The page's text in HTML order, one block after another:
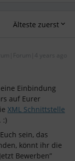
Älteste zuerst
years ago
Einbindung
auf Eurer
XML Schnittstelle
:)
sein, das
könnt ihr die
Bewerben”